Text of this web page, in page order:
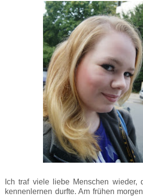
Ich traf viele liebe Menschen wieder,
kennenlernen durfte. Am frühen